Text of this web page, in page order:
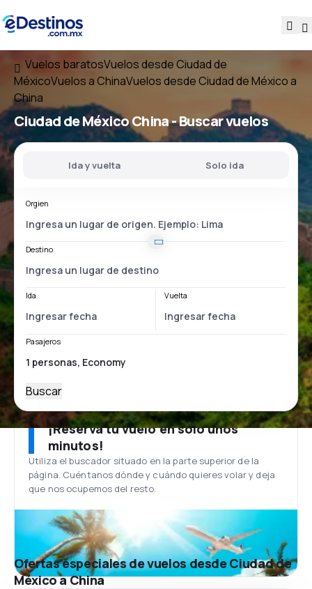
Vuelos baratosVuelos desde Ciudad de
MéxicoVuelos a ChinaVuelos desde Ciudad de México a
China
Ciudad de México China- Buscar vuelos
Ida y vuelta Solo ida
Orgien
Destino
Ida Vuelta
Pasajeros
Buscar
¡Reserva tu vuelo en solo unos
minutos!
Utiliza el buscador situado en la parte superior de la
página. Cuéntanos dónde y cuándo quieres volar y deja
que nos ocupemos del resto.
Ofertas especiales de vuelos desde Ciudad de
México a China